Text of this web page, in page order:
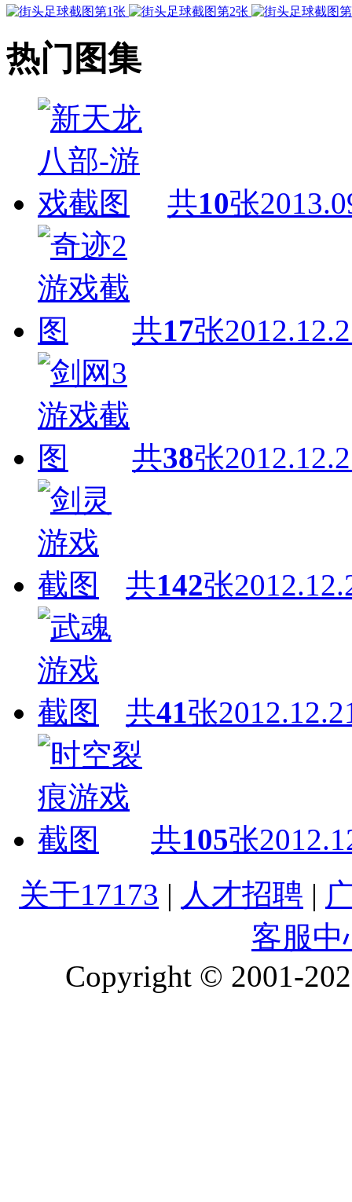
热门图集
共10张
共17张
共38张
共142张
共41张
共105张
关于17173 | 人才招聘 |
客服中
Copyright © 2001-